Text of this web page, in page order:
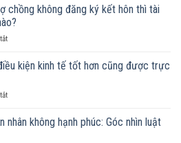
nữ
sống
chung
như
chồng
hợp
được
chồng không đăng ký kết hôn thì tài
ở
chung
chồng
đăng
kiện kinh tế tốt hơn cũng được trực
ở
phải
nhân không hạnh phúc: Góc nhìn luật